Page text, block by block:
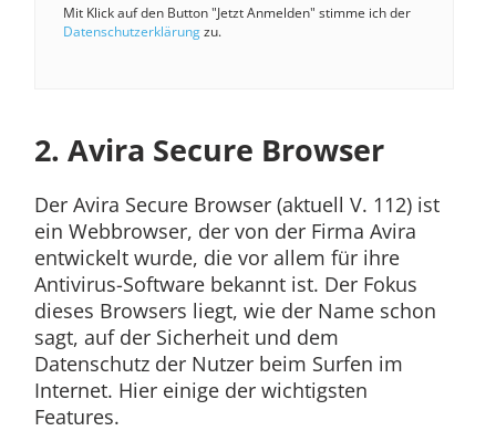
Mit Klick auf den Button "Jetzt Anmelden" stimme ich der
Datenschutzerklärungzu.
2. Avira Secure Browser
Der Avira Secure Browser (aktuell V. 112) ist
ein Webbrowser, der von der Firma Avira
entwickelt wurde, die vor allem für ihre
Antivirus-Software bekannt ist. Der Fokus
dieses Browsers liegt, wie der Name schon
sagt, auf der Sicherheit und dem
Datenschutz der Nutzer beim Surfen im
Internet. Hier einige der wichtigsten
Features.